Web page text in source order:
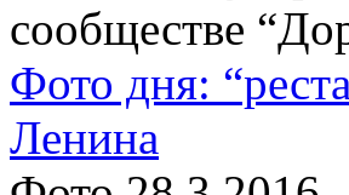
сообществе
Фото дня:
Ленина